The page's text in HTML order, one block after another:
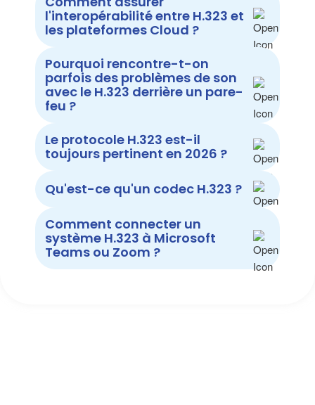
l'interopérabilité entre H.323 et
les plateformes Cloud ?
Pourquoi rencontre-t-on
parfois des problèmes de son
avec le H.323 derrière un pare-
feu ?
Le protocole H.323 est-il
toujours pertinent en 2026 ?
Qu'est-ce qu'un codec H.323 ?
Comment connecter un
système H.323 à Microsoft
Teams ou Zoom ?